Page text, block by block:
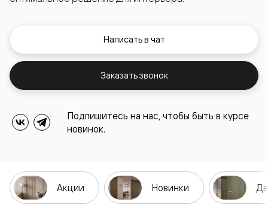
Написать в чат
Заказать звонок
Подпишитесь на нас, чтобы быть в курсе
новинок.
Акции Новинки